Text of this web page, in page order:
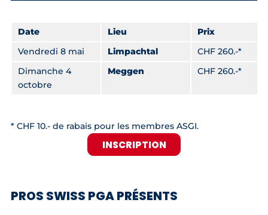
Date Lieu
Prix
Vendredi 8 mai
Limpachtal
CHF 260.-*
Dimanche 4
octobre
Meggen CHF 260.-*
* CHF 10.- de rabais pour les membres ASGI.
INSCRIPTION
PROS SWISS PGA PRÉSENTS